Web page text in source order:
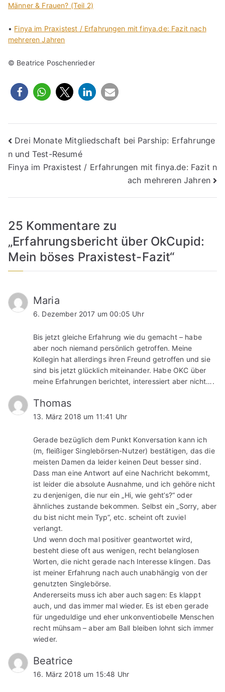
Männer & Frauen? (Teil 2)
• Finya im Praxistest / Erfahrungen mit finya.de: Fazit nach
mehreren Jahren
© Beatrice Poschenrieder
Beitragsnavigation
Drei Monate Mitgliedschaft bei Parship: Erfahrunge
n und Test-Resumé
Finya im Praxistest / Erfahrungen mit finya.de: Fazit n
ach mehreren Jahren
25 Kommentare zu
„Erfahrungsbericht über OkCupid:
Mein böses Praxistest-Fazit“
Maria
6. Dezember 2017 um 00:05 Uhr
Bis jetzt gleiche Erfahrung wie du gemacht – habe
aber noch niemand persönlich getroffen. Meine
Kollegin hat allerdings ihren Freund getroffen und sie
sind bis jetzt glücklich miteinander. Habe OKC über
meine Erfahrungen berichtet, interessiert aber nicht….
Thomas
13. März 2018 um 11:41 Uhr
Gerade bezüglich dem Punkt Konversation kann ich
(m, fleißiger Singlebörsen-Nutzer) bestätigen, das die
meisten Damen da leider keinen Deut besser sind.
Dass man eine Antwort auf eine Nachricht bekommt,
ist leider die absolute Ausnahme, und ich gehöre nicht
zu denjenigen, die nur ein „Hi, wie geht’s?“ oder
ähnliches zustande bekommen. Selbst ein „Sorry, aber
du bist nicht mein Typ“, etc. scheint oft zuviel
verlangt.
Und wenn doch mal positiver geantwortet wird,
besteht diese oft aus wenigen, recht belanglosen
Worten, die nicht gerade nach Interesse klingen. Das
ist meiner Erfahrung nach auch unabhängig von der
genutzten Singlebörse.
Andererseits muss ich aber auch sagen: Es klappt
auch, und das immer mal wieder. Es ist eben gerade
für ungeduldige und eher unkonventiobelle Menschen
recht mühsam – aber am Ball bleiben lohnt sich immer
wieder.
Beatrice
16. März 2018 um 15:48 Uhr